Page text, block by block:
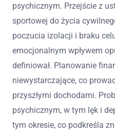
psychicznym. Przejście z
sportowej do życia
poczucia izolacji i braku
emocjonalnym wpływem
definiował. Planowanie
niewystarczające, co
przyszłymi dochodami.
psychicznym, w tym lęk i
tym okresie, co podkreśla